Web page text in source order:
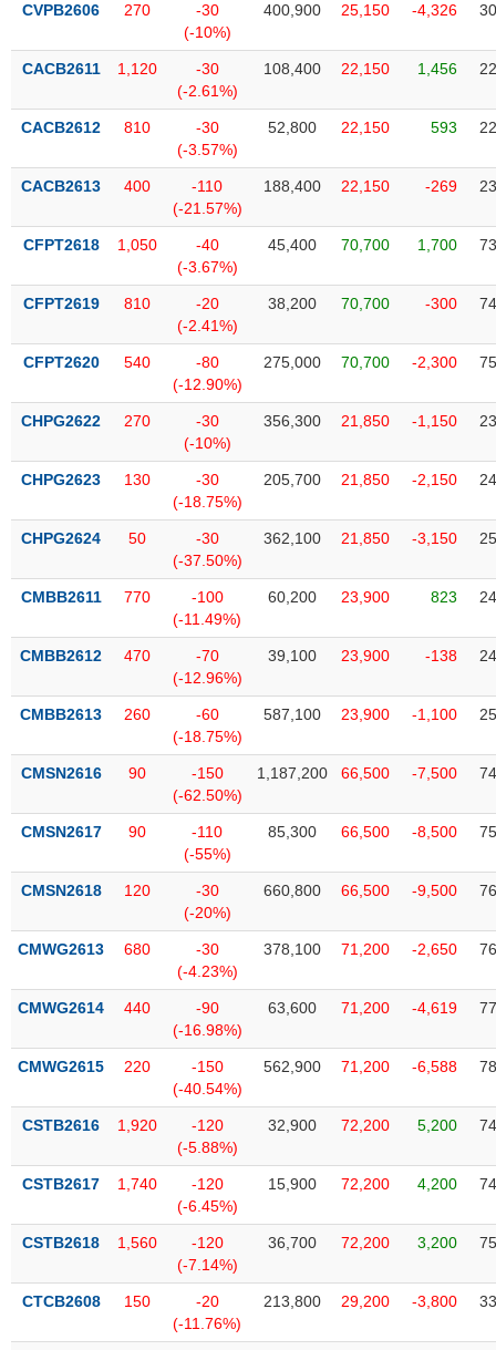
CVPB2606 270
-30
(-10%)
400,900 25,150 -4,326
CACB2611 1,120
-30
(-2.61%)
108,400 22,150 1,456
CACB2612 810
-30
(-3.57%)
52,800 22,150 593
CACB2613 400
-110
(-21.57%)
188,400 22,150 -269
CFPT2618 1,050
-40
(-3.67%)
45,400 70,700 1,700
CFPT2619 810
-20
(-2.41%)
38,200 70,700 -300
CFPT2620 540
-80
(-12.90%)
275,000 70,700 -2,300
CHPG2622 270
-30
(-10%)
356,300 21,850 -1,150
CHPG2623 130
-30
(-18.75%)
205,700 21,850 -2,150
CHPG2624 50
-30
(-37.50%)
362,100 21,850 -3,150
CMBB2611 770
-100
(-11.49%)
60,200 23,900 823
CMBB2612 470
-70
(-12.96%)
39,100 23,900 -138
CMBB2613 260
-60
(-18.75%)
587,100 23,900 -1,100
CMSN2616 90
-150
(-62.50%)
1,187,200 66,500 -7,500
CMSN2617 90
-110
(-55%)
85,300 66,500 -8,500
CMSN2618 120
-30
(-20%)
660,800 66,500 -9,500
CMWG2613 680
-30
(-4.23%)
378,100 71,200 -2,650
CMWG2614 440
-90
(-16.98%)
63,600 71,200 -4,619
CMWG2615 220
-150
(-40.54%)
562,900 71,200 -6,588
CSTB2616 1,920
-120
(-5.88%)
32,900 72,200 5,200
CSTB2617 1,740
-120
(-6.45%)
15,900 72,200 4,200
CSTB2618 1,560
-120
(-7.14%)
36,700 72,200 3,200
CTCB2608 150
-20
(-11.76%)
213,800 29,200 -3,800
Lãnh
(-)
Người nội bộ
tức
(-)
của
(-)
Báo
phân
tích
ngữ
(-)
Dịch
(-)
Đào
chính
Công
cụ
tư
Truyền
thông
chính